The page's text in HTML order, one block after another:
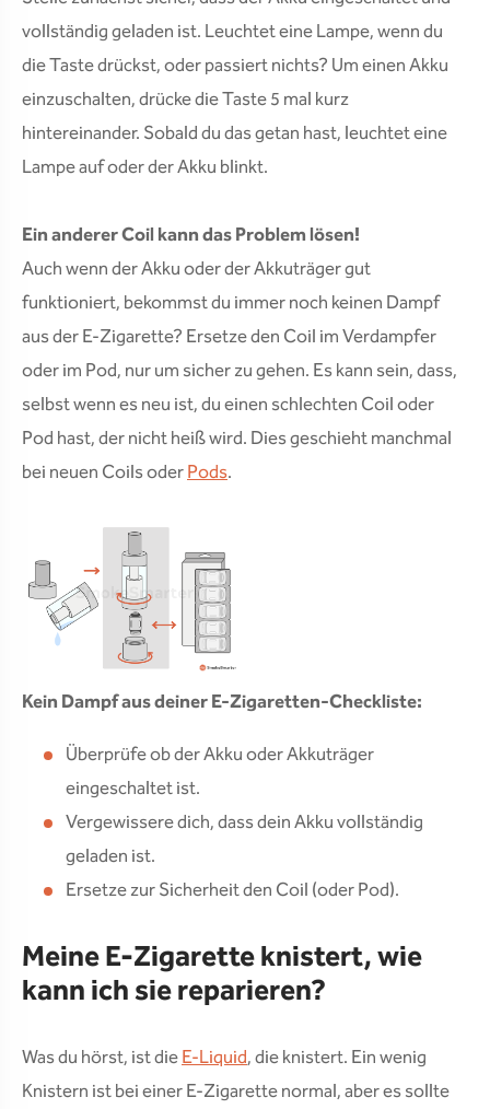
vollständig geladen ist. Leuchtet eine Lampe, wenn du
die Taste drückst, oder passiert nichts? Um einen Akku
einzuschalten, drücke die Taste 5 mal kurz
hintereinander. Sobald du das getan hast, leuchtet eine
Lampe auf oder der Akku blinkt.
Ein anderer Coil kann das Problem lösen!
Auch wenn der Akku oder der Akkuträger gut
funktioniert, bekommst du immer noch keinen Dampf
aus der E-Zigarette? Ersetze den Coil im Verdampfer
oder im Pod, nur um sicher zu gehen. Es kann sein, dass,
selbst wenn es neu ist, du einen schlechten Coil oder
Pod hast, der nicht heiß wird. Dies geschieht manchmal
bei neuen Coils oderPods.
Kein Dampf aus deiner E-Zigaretten-Checkliste:
Überprüfe ob der Akku oder Akkuträger
eingeschaltet ist.
Vergewissere dich, dass dein Akku vollständig
geladen ist.
Ersetze zur Sicherheit den Coil (oder Pod).
Meine E-Zigarette knistert, wie
kann ich sie reparieren?
Was du hörst, ist dieE-Liquid, die knistert. Ein wenig
Knistern ist bei einer E-Zigarette normal, aber es sollte